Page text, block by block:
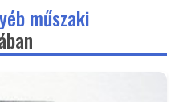
műszaki